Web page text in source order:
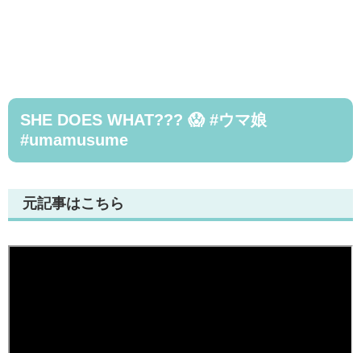
SHE DOES WHAT??? 😱 #ウマ娘
#umamusume
元記事はこちら